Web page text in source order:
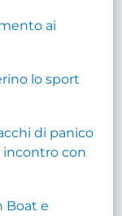
ai
lo sport
di panico
incontro con
Boat e